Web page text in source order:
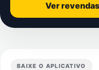
Ver
BAIXE O APLICATIVO